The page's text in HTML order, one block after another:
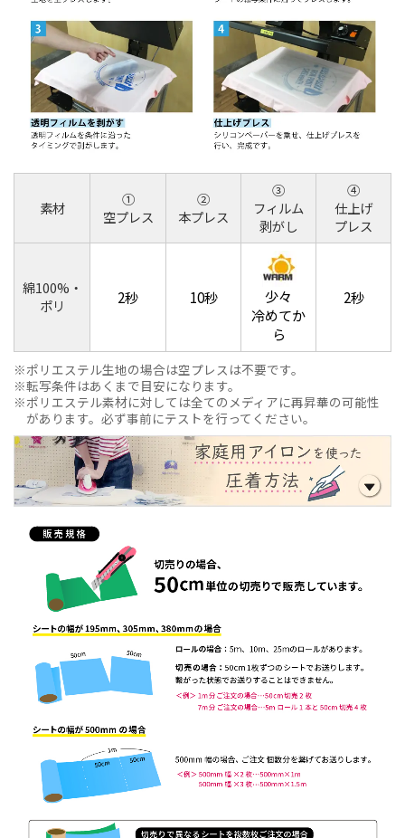
素材
①
空プレス
②
本プレス
③
フィルム
剥がし
④
仕上げ
プレス
綿100%・
ポリ
2秒 10秒
少々
冷めてか
ら
2秒
ポリエステル生地の場合は空プレスは不要です。
転写条件はあくまで目安になります。
ポリエステル素材に対しては全てのメディアに再昇華の可能性
があります。必ず事前にテストを行ってください。